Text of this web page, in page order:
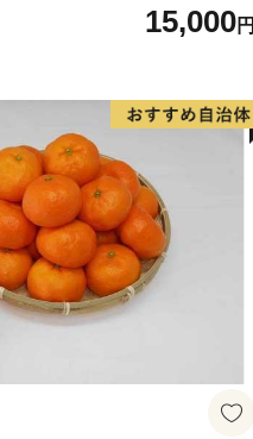
15,000円